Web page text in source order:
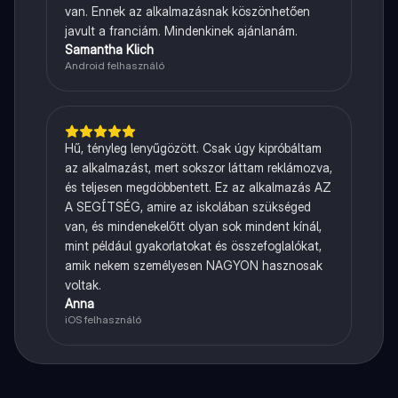
van. Ennek az alkalmazásnak köszönhetően
javult a franciám. Mindenkinek ajánlanám.
Samantha Klich
Android felhasználó
Hű, tényleg lenyűgözött. Csak úgy kipróbáltam
az alkalmazást, mert sokszor láttam reklámozva,
és teljesen megdöbbentett. Ez az alkalmazás AZ
A SEGÍTSÉG, amire az iskolában szükséged
van, és mindenekelőtt olyan sok mindent kínál,
mint például gyakorlatokat és összefoglalókat,
amik nekem személyesen NAGYON hasznosak
voltak.
Anna
iOS felhasználó